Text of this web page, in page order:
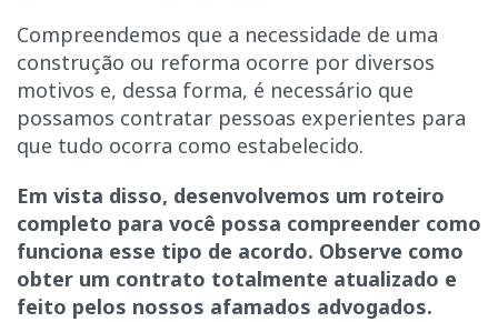
Compreendemos que a necessidade de uma
construção ou reforma ocorre por diversos
motivos e, dessa forma, é necessário que
possamos contratar pessoas experientes para
que tudo ocorra como estabelecido.
Em vista disso, desenvolvemos um roteiro
completo para você possa compreender como
funciona esse tipo de acordo. Observe como
obter um contrato totalmente atualizado e
feito pelos nossos afamados advogados.